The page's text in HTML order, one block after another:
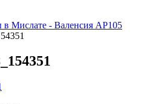
в Мислате - Валенсия АР105